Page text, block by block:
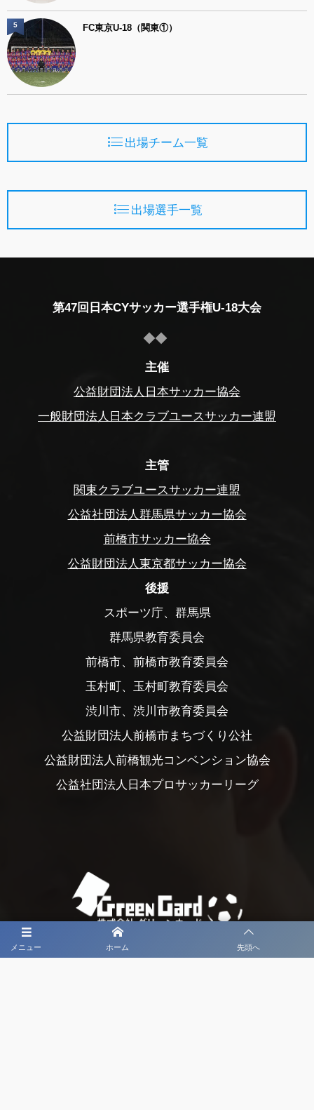
FC東京U-18（関東①）
5
出場チーム一覧
出場選手一覧
メニュー ホーム 先頭へ
第47回日本CYサッカー選手権U-18大会
主催
公益財団法人日本サッカー協会
一般財団法人日本クラブユースサッカー連盟
主管
関東クラブユースサッカー連盟
公益社団法人群馬県サッカー協会
前橋市サッカー協会
公益財団法人東京都サッカー協会
後援
スポーツ庁、群馬県
群馬県教育委員会
前橋市、前橋市教育委員会
玉村町、玉村町教育委員会
渋川市、渋川市教育委員会
公益財団法人前橋市まちづくり公社
公益財団法人前橋観光コンベンション協会
公益社団法人日本プロサッカーリーグ